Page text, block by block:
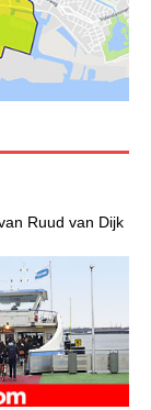
Ruud van Dijk